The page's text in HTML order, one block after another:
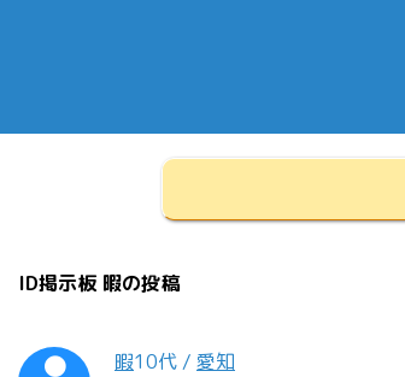
ID掲示板 暇の投稿
暇10代 / 愛知